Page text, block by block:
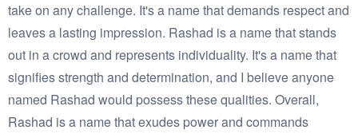
take on any challenge. It's a name that demands respect and
leaves a lasting impression. Rashad is a name that stands
out in a crowd and represents individuality. It's a name that
signifies strength and determination, and I believe anyone
named Rashad would possess these qualities. Overall,
Rashad is a name that exudes power and commands